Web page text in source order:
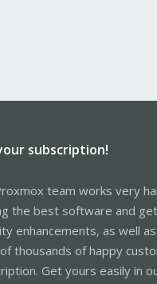
subscription!
team works very
the best software and
enhancements, as well
thousands of happy
Get yours easily in